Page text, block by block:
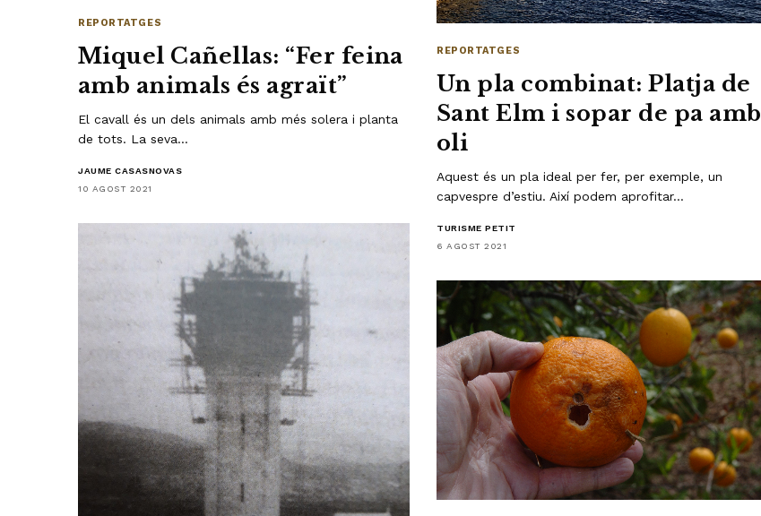
REPORTATGES
Miquel Cañellas: “Fer feina
amb animals és agraït”
El cavall és un dels animals amb més solera i planta
de tots. La seva…
JAUME CASASNOVAS
10 AGOST 2021
REPORTATGES
Un pla combinat: Platja de
Sant Elm i sopar de pa amb
oli
Aquest és un pla ideal per fer, per exemple, un
capvespre d’estiu. Així podem aprofitar…
TURISME PETIT
6 AGOST 2021